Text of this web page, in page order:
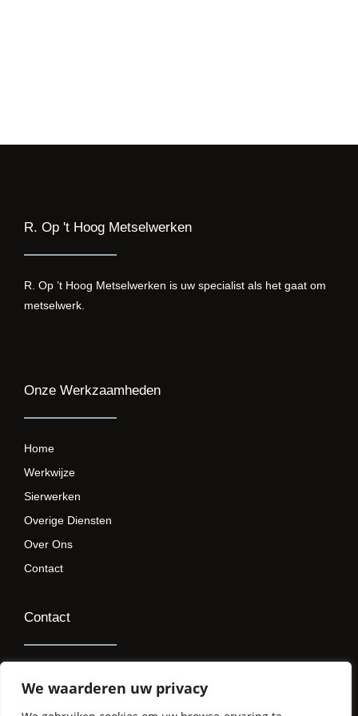
We waarderen uw privacy
R. Op 't Hoog Metselwerken
R. Op ’t Hoog Metselwerken is uw specialist als het gaat om
metselwerk.
Onze Werkzaamheden
Home
Werkwijze
Sierwerken
Overige Diensten
Over Ons
Contact
Contact
r@opthoogmetselwerken.nl